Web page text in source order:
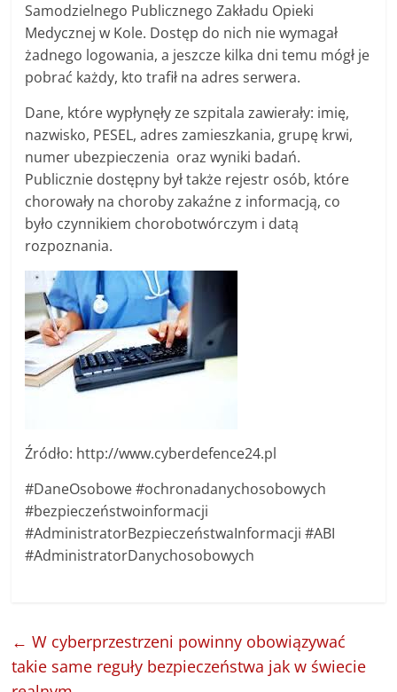
Samodzielnego Publicznego Zakładu Opieki
Medycznej w Kole. Dostęp do nich nie wymagał
żadnego logowania, a jeszcze kilka dni temu mógł je
pobrać każdy, kto trafił na adres serwera.
Dane, które wypłynęły ze szpitala zawierały: imię,
nazwisko, PESEL, adres zamieszkania, grupę krwi,
numer ubezpieczenia oraz wyniki badań.
Publicznie dostępny był także rejestr osób, które
chorowały na choroby zakaźne z informacją, co
było czynnikiem chorobotwórczym i datą
rozpoznania.
Źródło: http://www.cyberdefence24.pl
#DaneOsobowe #ochronadanychosobowych
#bezpieczeństwoinformacji
#AdministratorBezpieczeństwaInformacji #ABI
#AdministratorDanychosobowych
← W cyberprzestrzeni powinny obowiązywać
takie same reguły bezpieczeństwa jak w świecie